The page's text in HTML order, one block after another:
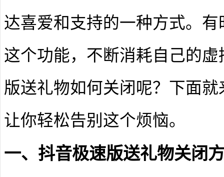
达喜爱和支持的一种方式。
这个功能，不断消耗自己的
版送礼物如何关闭呢？下面
让你轻松告别这个烦恼。
一、抖音极速版送礼物关闭